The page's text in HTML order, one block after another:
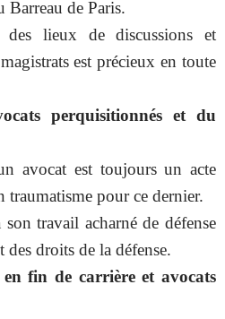
Barreau de Paris.
des lieux de discussions et
est précieux en toute
perquisitionnés et du
avocat est toujours un acte
traumatisme pour ce dernier.
travail acharné de défense
des droits de la défense.
en fin de carrière et avocats